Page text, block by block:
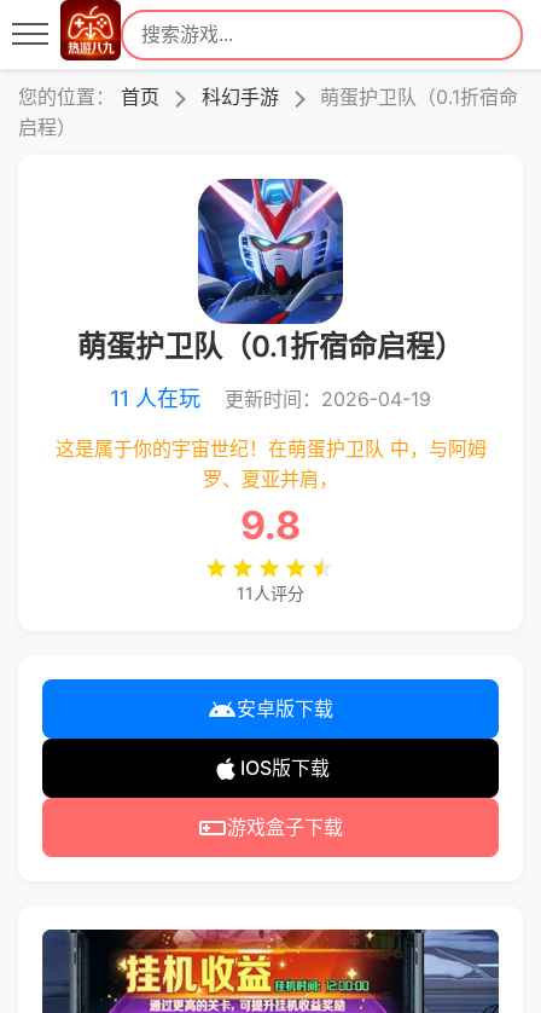
您的位置： 首页 科幻手游
萌蛋护卫队（0.1折宿命
启程）
萌蛋护卫队（0.1折宿命启程）
11 人在玩 更新时间：2026-04-19
这是属于你的宇宙世纪！在萌蛋护卫队 中，与阿姆
罗、夏亚并肩，
9.8
11人评分
安卓版下载
IOS版下载
游戏盒子下载